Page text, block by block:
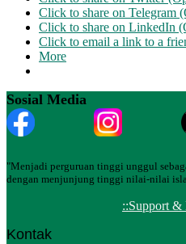
Click to share on Telegram
Click to share on LinkedIn
Click to email a link to a
More
Sosial Media
"Menjadi perguruan tinggi unggul
dengan menjunjung tinggi nilai-nilai
::Support &
Kontak